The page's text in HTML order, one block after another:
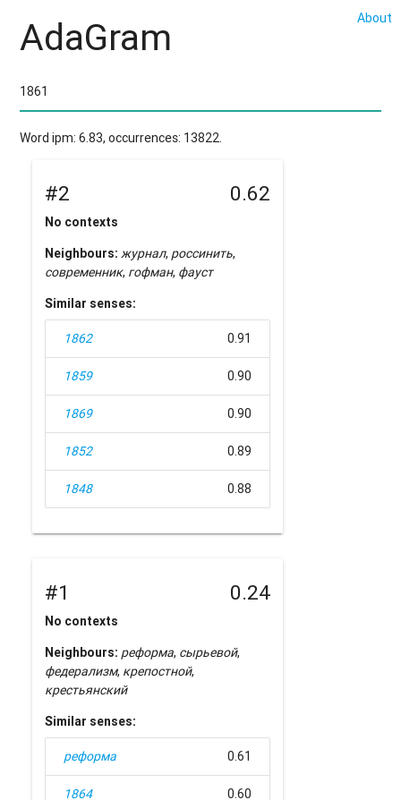
About
AdaGram
Word ipm: 6.83, occurrences: 13822.
#2 0.62
No contexts
Neighbours: журнал, россинить,
современник, гофман, фауст
Similar senses:
1862 0.91
1859 0.90
1869 0.90
1852 0.89
1848 0.88
#1 0.24
No contexts
Neighbours: реформа, сырьевой,
федерализм, крепостной,
крестьянский
Similar senses:
реформа 0.61
1864 0.60